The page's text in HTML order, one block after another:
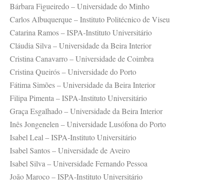
Bárbara Figueiredo – Universidade do Minho
Carlos Albuquerque – Instituto Politécnico de Viseu
Catarina Ramos – ISPA-Instituto Universitário
Cláudia Silva – Universidade da Beira Interior
Cristina Canavarro – Universidade de Coimbra
Cristina Queirós – Universidade do Porto
Fátima Simões – Universidade da Beira Interior
Filipa Pimenta – ISPA-Instituto Universitário
Graça Esgalhado – Universidade da Beira Interior
Inês Jongenelen – Universidade Lusófona do Porto
Isabel Leal – ISPA-Instituto Universitário
Isabel Santos – Universidade de Aveiro
Isabel Silva – Universidade Fernando Pessoa
João Maroco – ISPA-Instituto Universitário